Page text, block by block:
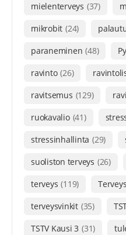
mielenterveys (37)
mikrobit (24)
paraneminen (48)
ravinto (26)
ravitsemus (129)
ruokavalio (41)
stressinhallinta (29)
suoliston terveys (26)
terveys (119)
terveysvinkit (35)
TSTV Kausi 3 (31)